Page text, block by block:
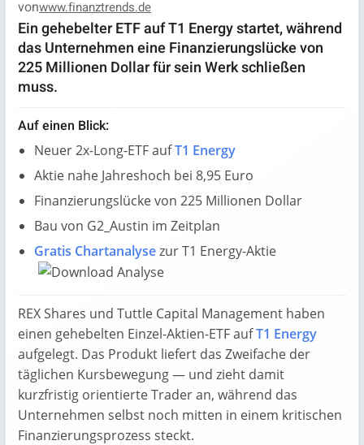
vonwww.finanztrends.de
Ein gehebelter ETF auf T1 Energy startet, während
das Unternehmen eine Finanzierungslücke von
225 Millionen Dollar für sein Werk schließen
muss.
Auf einen Blick:
Neuer 2x-Long-ETF aufT1 Energy
Aktie nahe Jahreshoch bei 8,95 Euro
Finanzierungslücke von 225 Millionen Dollar
Bau von G2_Austin im Zeitplan
Gratis Chartanalysezur T1 Energy-Aktie
REX Shares und Tuttle Capital Management haben
einen gehebelten Einzel-Aktien-ETF aufT1 Energy
aufgelegt. Das Produkt liefert das Zweifache der
täglichen Kursbewegung — und zieht damit
kurzfristig orientierte Trader an, während das
Unternehmen selbst noch mitten in einem kritischen
Finanzierungsprozess steckt.